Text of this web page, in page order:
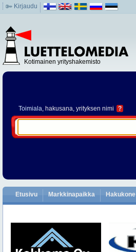
Kirjaudu
Kotimainen yrityshakemisto
Toimiala, hakusana, yrityksen nimi ?
Etusivu Markkinapaikka Hakukone